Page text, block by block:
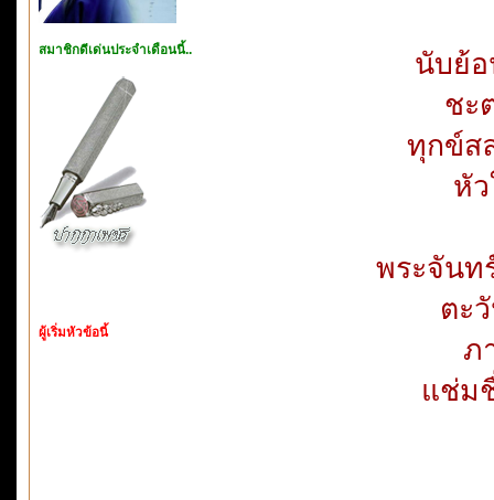
สมาชิกดีเด่นประจำเดือนนี้..
ผู้เริ่มหัวข้อนี้
นับย้
ชะ
ทุกข์ส
หั
พระจันท
ตะ
ภ
แช่ม